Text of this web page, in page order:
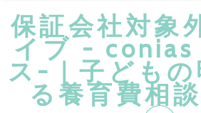
ール
保証会社対象
イブ - conias
ス-｜子どもの
る養育費相